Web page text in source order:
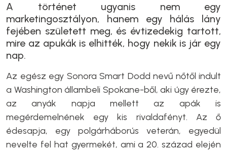
A történet ugyanis nem egy
marketingosztályon, hanem egy hálás lány
fejében született meg, és évtizedekig tartott,
mire az apukák is elhitték, hogy nekik is jár egy
nap.
Az egész egy Sonora Smart Dodd nevű nőtől indult
a Washington állambeli Spokane-ből, aki úgy érezte,
az anyák napja mellett az apák is
megérdemelnének egy kis rivaldafényt. Az ő
édesapja, egy polgárháborús veterán, egyedül
nevelte fel hat gyermekét, ami a 20. század elején